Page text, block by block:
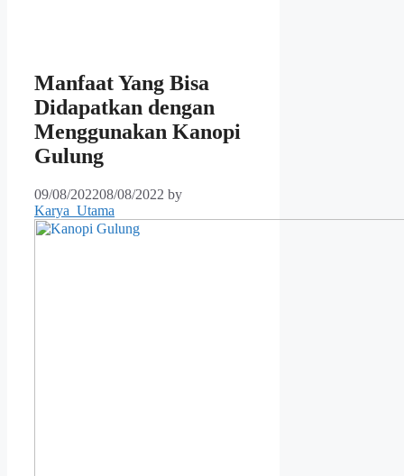
Manfaat Yang Bisa
Didapatkan dengan
Menggunakan Kanopi
Gulung
09/08/202208/08/2022 by
Karya_Utama